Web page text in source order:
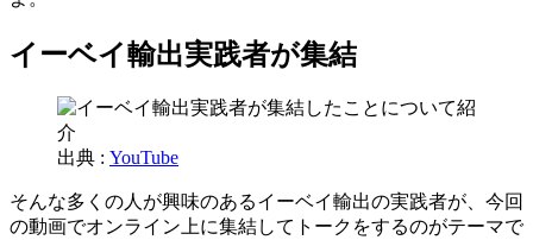
イーベイ輸出実践者が集結
出典 : YouTube
そんな多くの人が興味のあるイーベイ輸出の実践者が、今回
の動画でオンライン上に集結してトークをするのがテーマで